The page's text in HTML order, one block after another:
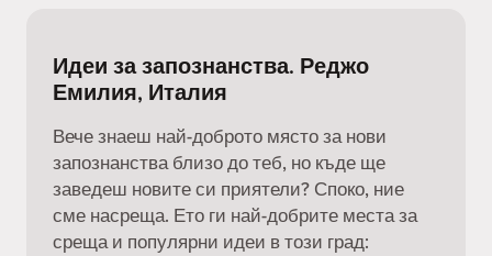
Идеи за запознанства. Реджо
Емилия, Италия
Вече знаеш най-доброто място за нови
запознанства близо до теб, но къде ще
заведеш новите си приятели? Споко, ние
сме насреща. Ето ги най-добрите места за
среща и популярни идеи в този град: